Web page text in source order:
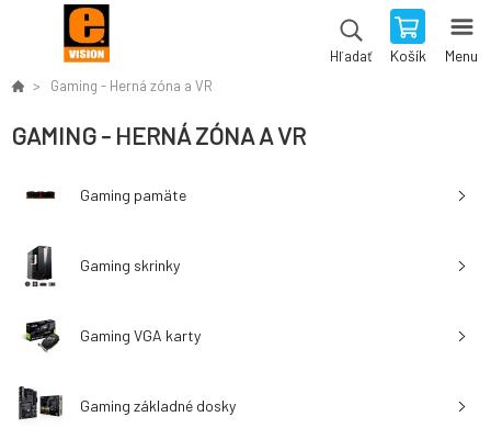
Hľadať Košík Menu
Gaming - Herná zóna a VR
GAMING - HERNÁ ZÓNA A VR
Gaming pamäte
Gaming skrinky
Gaming VGA karty
Gaming základné dosky